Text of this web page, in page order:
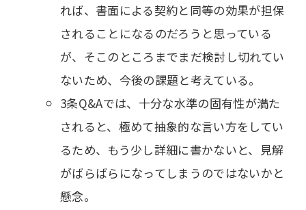
れば、書面による契約と同等の効果が担保
されることになるのだろうと思っている
が、そこのところまでまだ検討し切れてい
ないため、今後の課題と考えている。
3条Q&Aでは、十分な水準の固有性が満た
されると、極めて抽象的な言い方をしてい
るため、もう少し詳細に書かないと、見解
がばらばらになってしまうのではないかと
懸念。